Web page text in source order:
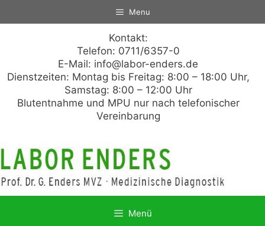
Menu
Kontakt:
Telefon: 0711/6357-0
E-Mail: info@labor-enders.de
Dienstzeiten: Montag bis Freitag: 8:00 – 18:00 Uhr,
Samstag: 8:00 – 12:00 Uhr
Blutentnahme und MPU nur nach telefonischer
Vereinbarung
Menü